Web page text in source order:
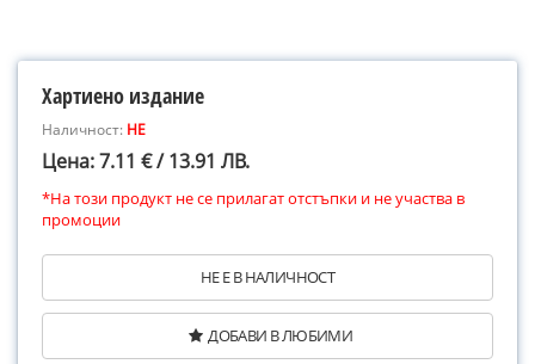
Хартиено издание
Наличност: НЕ
Цена: 7.11 € / 13.91 ЛВ.
*На този продукт не се прилагат отстъпки и не участва в
промоции
НЕ Е В НАЛИЧНОСТ
ДОБАВИ В ЛЮБИМИ